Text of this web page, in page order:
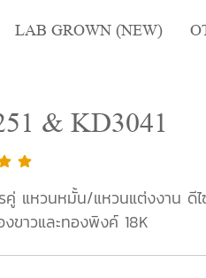
LAB GROWN (NEW)
& KD3041
คู่ แหวนหมั้น/แหวนแต่งงาน ดี
งขาวและทองพิงค์ 18K